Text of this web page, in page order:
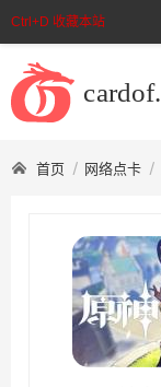
Ctrl+D 收藏本站
首页 网络点卡